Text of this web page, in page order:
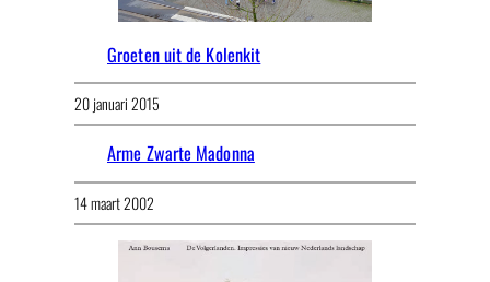
Groeten uit de Kolenkit
20 januari 2015
Arme Zwarte Madonna
14 maart 2002